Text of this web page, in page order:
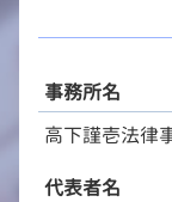
事務所名
高下謹壱法律
代表者名